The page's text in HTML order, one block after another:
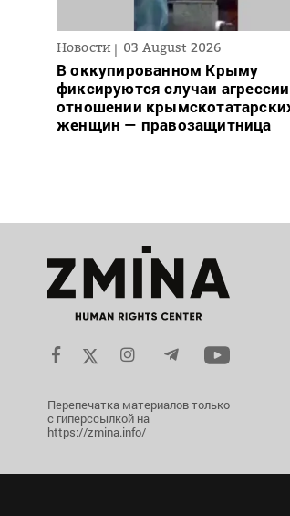
Новости 03 August 2026
В оккупированном Крыму
фиксируются случаи
отношении
женщин — правозащитница
Перепечатка материалов только
с гиперссылкой на
https://zmina.info/